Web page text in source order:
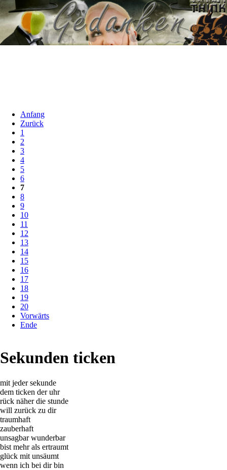
Anfang
Zurück
1
2
3
4
5
6
7
8
9
10
11
12
13
14
15
16
17
18
19
20
Vorwärts
Ende
Sekunden ticken
mit jeder sekunde
dem ticken der uhr
rück näher die stunde
will zurück zu dir
traumhaft
zauberhaft
unsagbar wunderbar
bist mehr als ertraumt
glück mit unsäumt
wenn ich bei dir bin